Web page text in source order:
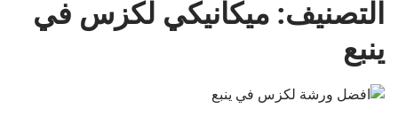
التصنيف: ميكانيكي لكزس في
ينبع